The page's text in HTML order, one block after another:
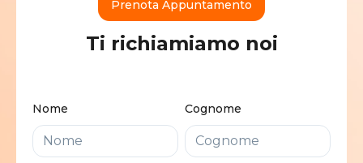
Prenota Appuntamento
Ti richiamiamo noi
Nome Cognome